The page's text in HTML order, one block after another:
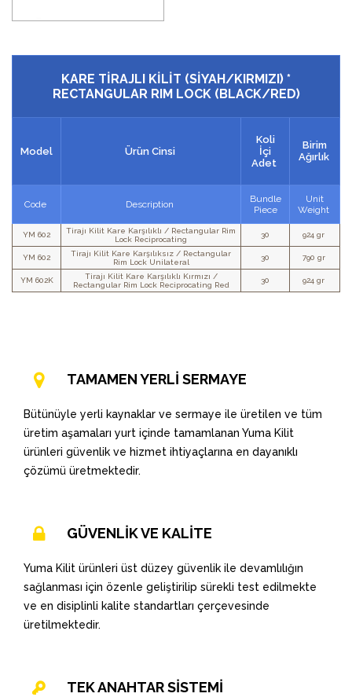
KARE TİRAJLI KİLİT (SİYAH/KIRMIZI) *
RECTANGULAR RIM LOCK (BLACK/RED)
Model Ürün Cinsi
Koli
İçi
Adet
Birim
Ağırlık
Code Description
Bundle
Piece
Unit
Weight
YM 602
Tirajı Kilit Kare Karşılıklı / Rectangular Rim
Lock Reciprocating
30 924 gr
YM 602
Tirajı Kilit Kare Karşılıksız / Rectangular
Rim Lock Unilateral
30 790 gr
YM 602K
Tirajı Kilit Kare Karşılıklı Kırmızı /
Rectangular Rim Lock Reciprocating Red
30 924 gr
TAMAMEN YERLİ SERMAYE
Bütünüyle yerli kaynaklar ve sermaye ile üretilen ve tüm
üretim aşamaları yurt içinde tamamlanan Yuma Kilit
ürünleri güvenlik ve hizmet ihtiyaçlarına en dayanıklı
çözümü üretmektedir.
GÜVENLİK VE KALİTE
Yuma Kilit ürünleri üst düzey güvenlik ile devamlılığın
sağlanması için özenle geliştirilip sürekli test edilmekte
ve en disiplinli kalite standartları çerçevesinde
üretilmektedir.
TEK ANAHTAR SİSTEMİ